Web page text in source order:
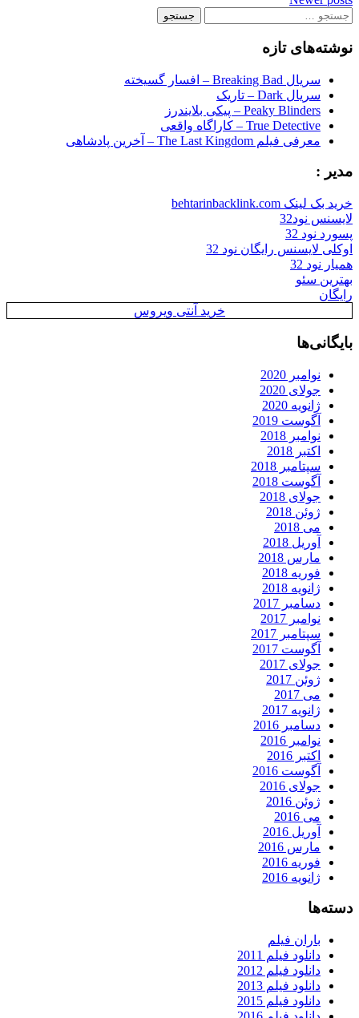
navigation
جستجو
نوشته‌های تازه
سریال Breaking Bad – افسار گسیخته
سریال Dark – تاریک
Peaky Blinders – پیکی بلایندرز
True Detective – کاراگاه واقعی
معرفی فیلم The Last Kingdom – آخرین پادشاهی
مدیر :
خرید بک لینک behtarinbacklink.com
لایسنس نود32
پسورد نود 32
اوکلی لایسنس رایگان نود 32
همیار نود 32
بهترین سئو
رایگان
خرید آنتی ویروس
بایگانی‌ها
نوامبر 2020
جولای 2020
ژانویه 2020
آگوست 2019
نوامبر 2018
اکتبر 2018
سپتامبر 2018
آگوست 2018
جولای 2018
ژوئن 2018
می 2018
آوریل 2018
مارس 2018
فوریه 2018
ژانویه 2018
دسامبر 2017
نوامبر 2017
سپتامبر 2017
آگوست 2017
جولای 2017
ژوئن 2017
می 2017
ژانویه 2017
دسامبر 2016
نوامبر 2016
اکتبر 2016
آگوست 2016
جولای 2016
ژوئن 2016
می 2016
آوریل 2016
مارس 2016
فوریه 2016
ژانویه 2016
دسته‌ها
باران فیلم
دانلود فیلم 2011
دانلود فیلم 2012
دانلود فیلم 2013
دانلود فیلم 2015